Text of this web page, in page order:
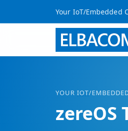
Your IoT/Embedded
YOUR IOT/
zereOS